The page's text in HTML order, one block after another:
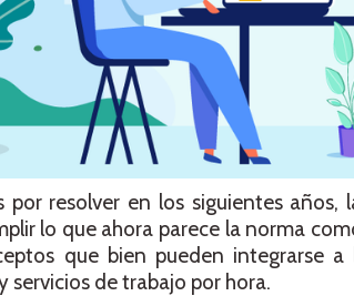
resolver en los siguientes años,
lo que ahora parece la norma
que bien pueden integrarse a
servicios de trabajo por hora.